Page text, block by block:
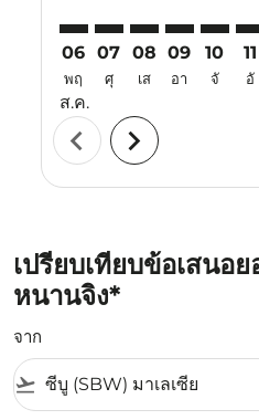
06
พฤ
ส.ค.
07
ศุ
08
เส
09
อา
10
จั
11
อั
chevron_left chevron_right
เปรียบเทียบข้อเสนอ
หนานจิง*
จาก
flight_takeoff